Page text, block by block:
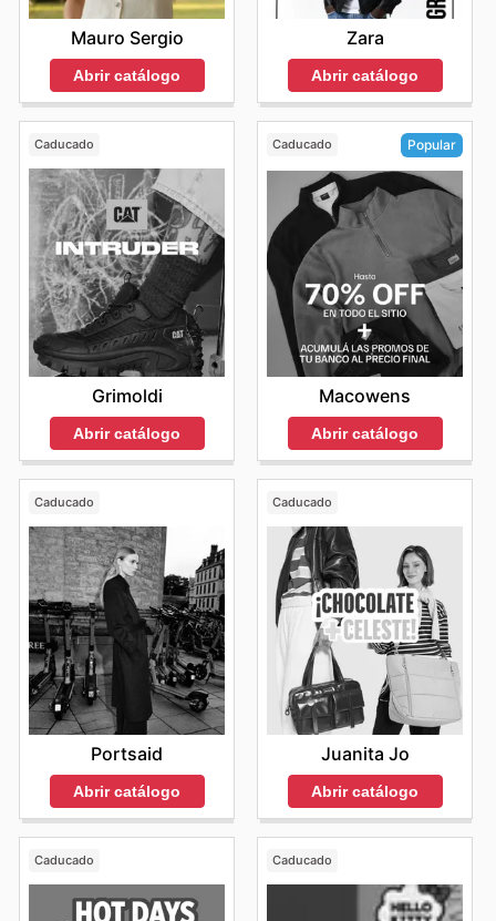
Mauro Sergio
Abrir catálogo
Zara
Abrir catálogo
Caducado
Grimoldi
Abrir catálogo
Caducado Popular
Macowens
Abrir catálogo
Caducado
Portsaid
Abrir catálogo
Caducado
Juanita Jo
Abrir catálogo
Caducado Caducado